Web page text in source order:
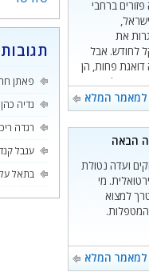
פזורים ברחבי
את
בעלות של אפילו 100 שקל לחודש. אבל
פחות, הן
לתנאים
כדי להיהפך
לחצו
למאמר המלא
הבאה
ועדה נטולת
מי
למצוא
למאמר המלא
פאתן
נדיה כהן
רגדה
ענבל
בתאלעל